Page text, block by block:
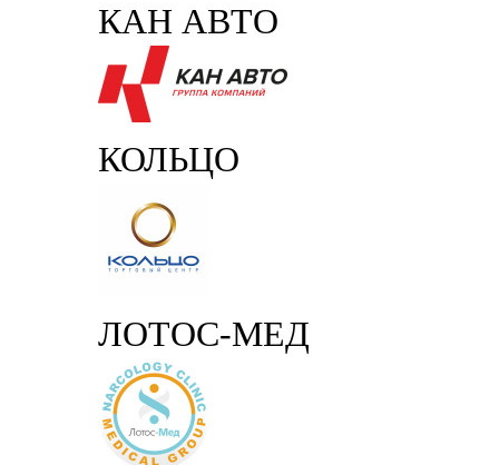
КАН АВТО
КОЛЬЦО
ЛОТОС-МЕД